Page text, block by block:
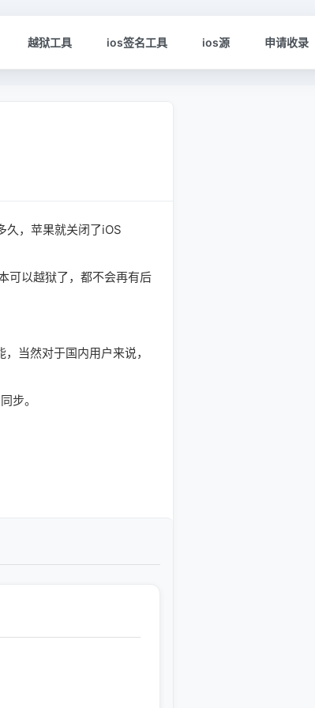
越狱工具 ios签名工具 ios源 申请收录
，苹果就关闭了iOS
以越狱了，都不会再有后
当然对于国内用户来说，
步。